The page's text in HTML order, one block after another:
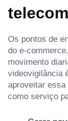
Os pontos de
do e-
movimento
videovigilância
aproveitar essa
como serviço